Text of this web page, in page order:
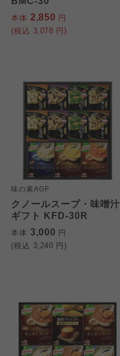
本体 2,850 円
(税込 3,078 円)
味の素AGF
クノールスープ・味噌汁
ギフト KFD-30R
本体 3,000 円
(税込 3,240 円)